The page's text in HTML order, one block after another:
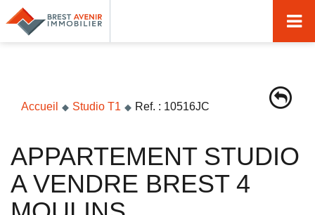
Accueil
Nos agences
Nos métiers
Accueil Studio T1 Ref. : 10516JC
APPARTEMENT STUDIO
A VENDRE BREST 4